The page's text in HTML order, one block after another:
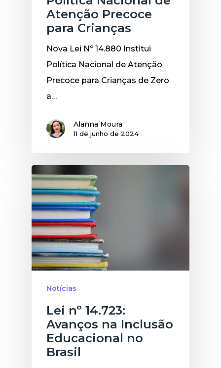
Atenção Precoce
para Crianças
Nova Lei Nº 14.880 Institui
Política Nacional de Atenção
Precoce para Crianças de Zero
a…
Alanna Moura
11 de junho de 2024
Notícias
Lei nº 14.723:
Avanços na Inclusão
Educacional no
Brasil